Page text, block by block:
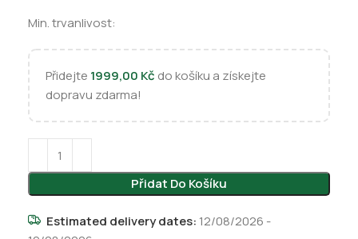
Min. trvanlivost:
Přidejte 1999,00 Kč do košíku a získejte
dopravu zdarma!
Přidat Do Košíku
Estimated delivery dates: 12/08/2026 -